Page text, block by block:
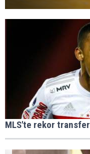
MLS'te rekor transfer